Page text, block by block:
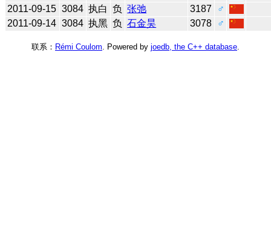
2011-09-15 3084 执白 负 张弛 3187
♂
2011-09-14 3084 执黑 负 石金昊 3078 ♂
联系： Rémi Coulom . Powered by joedb, the C++ database